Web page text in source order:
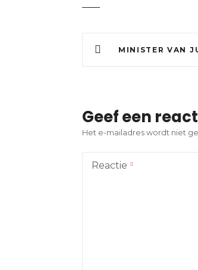
i
c
h
MINISTER VAN JUSTITIE OVER
Geef een
Het e-mailadres wordt niet
Reactie